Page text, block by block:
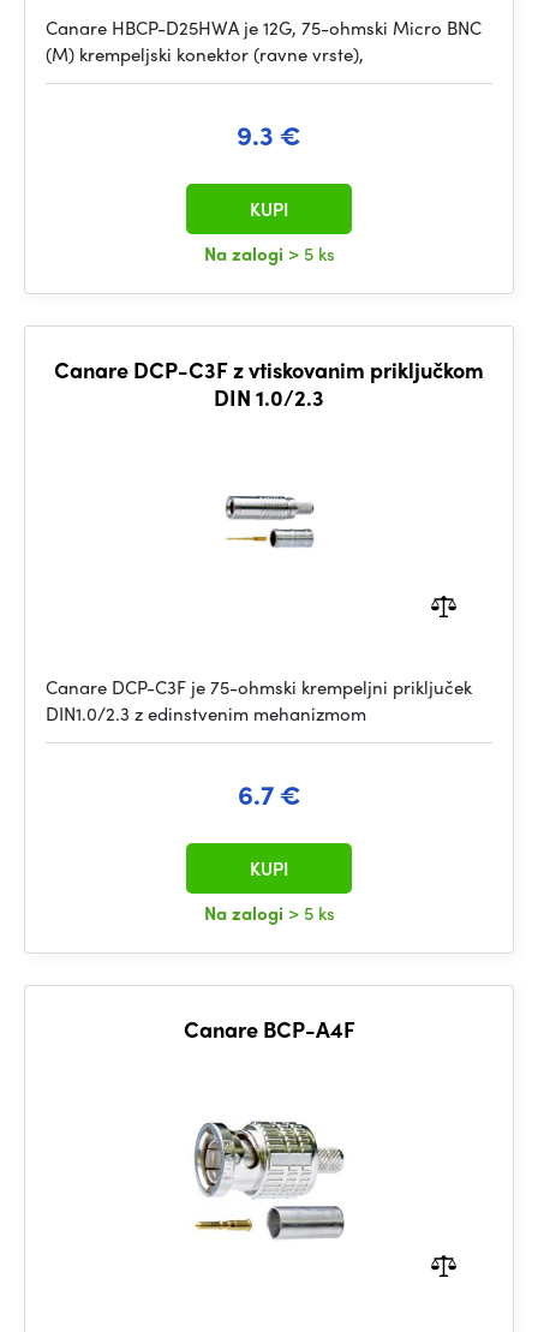
Canare HBCP-D25HWA je 12G, 75-ohmski Micro BNC
(M) krempeljski konektor (ravne vrste),
9.3 €
Na zalogi > 5 ks
KUPI
Canare DCP-C3F z vtiskovanim priključkom
DIN 1.0/2.3
Canare DCP-C3F je 75-ohmski krempeljni priključek
DIN1.0/2.3 z edinstvenim mehanizmom
6.7 €
Na zalogi > 5 ks
KUPI
Canare BCP-A4F